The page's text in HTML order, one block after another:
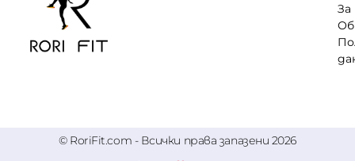
За
© RoriFit.com - Всички права запазени 2026